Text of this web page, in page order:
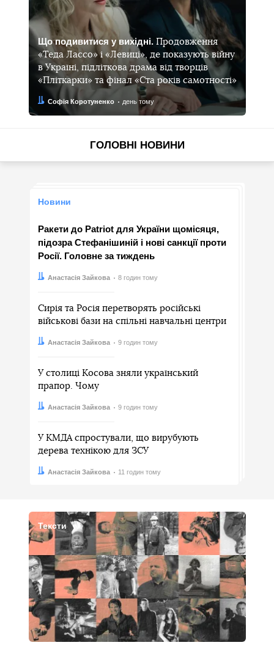
Що подивитися у вихідні. Продовження
«Теда Лассо» і «Левиці», де показують війну
в Україні, підліткова драма від творців
«Пліткарки» та фінал «Ста років самотності»
Автор:
Софія Коротуненко
Дата: день тому
ГОЛОВНІ НОВИНИ
Новини
Ракети до Patriot для України щомісяця,
підозра Стефанішиній і нові санкції проти
Росії. Головне за тиждень
Автор:Анастасія Зайкова
Дата: 8 годин тому
Сирія та Росія перетворять російські
військові бази на спільні навчальні центри
Автор:Анастасія Зайкова
Дата: 9 годин тому
У столиці Косова зняли український
прапор. Чому
Автор:Анастасія Зайкова
Дата: 9 годин тому
У КМДА спростували, що вирубують
дерева технікою для ЗСУ
Автор:Анастасія Зайкова
Дата: 11 годин тому
Тексти